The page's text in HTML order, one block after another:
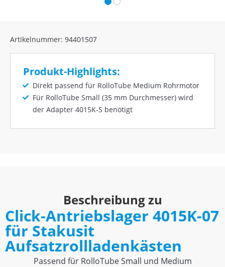
Artikelnummer: 94401507
Produkt-Highlights:
Direkt passend für RolloTube Medium Rohrmotor
Für RolloTube Small (35 mm Durchmesser) wird
der Adapter 4015K-S benötigt
Beschreibung zu
Click-Antriebslager 4015K-07
für Stakusit
Aufsatzrollladenkästen
Passend für RolloTube Small und Medium